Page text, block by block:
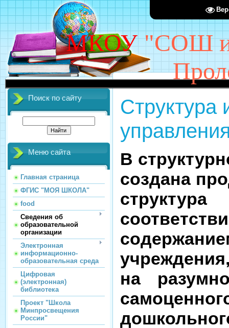
МКОУ "СОШ
Поиск по сайту
Меню сайта
Главная страница
ФГИС "МОЯ ШКОЛА"
food
Сведения об
образовательной
организации
Электронная
информационно-
образовательная среда
Цифровая
(электронная)
библиотека
Проект "Школа
Минпросвещения
России"
Структура
В
создана
на